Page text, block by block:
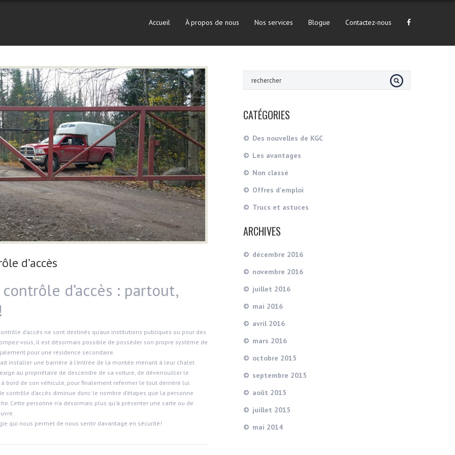
Accueil À propos de nous Nos services Blogue Contactez-nous
d’accès
d’accès : partout,
d’accès ne sont destinés qu’aux institutions publiques ou pour des
vous, il est désormais possible de posséder son propre système de
pour une résidence secondaire.
installer une barrière à l’entrée de la montée menant à leur chalet.
au propriétaire de descendre de sa voiture, de déverrouiller le
bord de son véhicule, pour finalement refermer le tout derrière lui.
d’accès diminue donc le nombre d’étapes que la personne
Cette personne n’a désormais plus qu’à présenter une carte ou de
qui nous permet de nous sentir davantage en sécurité!
CATÉGORIES
Des nouvelles de KGC
Les avantages
Non classé
Offres d'emploi
Trucs et astuces
ARCHIVES
décembre 2016
novembre 2016
juillet 2016
mai 2016
avril 2016
mars 2016
octobre 2015
septembre 2015
août 2015
juillet 2015
mai 2014